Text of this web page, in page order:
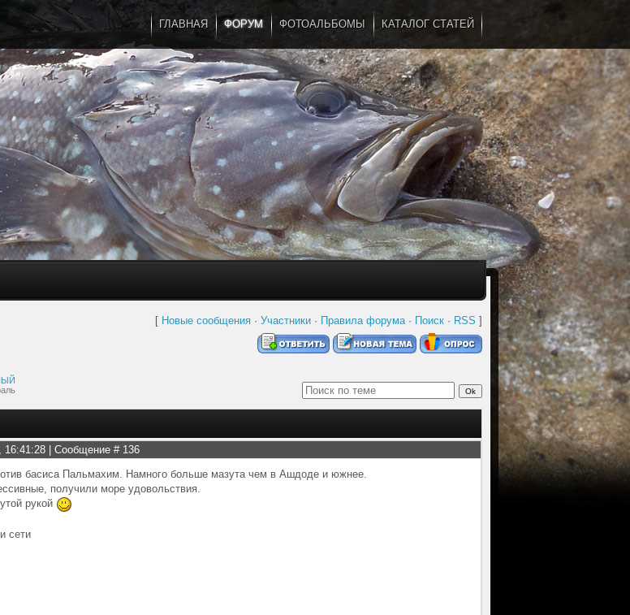
ГЛАВНАЯ ФОРУМ ФОТОАЛЬБОМЫ КАТАЛОГ СТАТЕЙ
...
[ Новые сообщения · Участники · Правила форума· Поиск · RSS ]
16:41:28 | Сообщение # 136
басиса Пальмахим. Намного больше мазута чем в Ашдоде и южнее.
получили море удовольствия.
рукой
сети